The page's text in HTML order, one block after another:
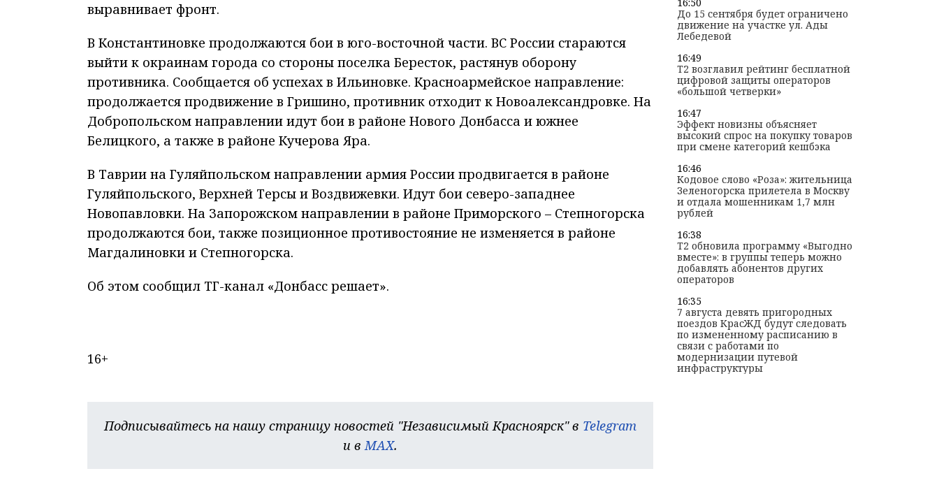
выравнивает фронт.
В Константиновке продолжаются бои в юго-восточной части. ВС России стараются
выйти к окраинам города со стороны поселка Бересток, растянув оборону
противника. Сообщается об успехах в Ильиновке. Красноармейское направление:
продолжается продвижение в Гришино, противник отходит к Новоалександровке. На
Добропольском направлении идут бои в районе Нового Донбасса и южнее
Белицкого, а также в районе Кучерова Яра.
В Таврии на Гуляйпольском направлении армия России продвигается в районе
Гуляйпольского, Верхней Терсы и Воздвижевки. Идут бои северо-западнее
Новопавловки. На Запорожском направлении в районе Приморского – Степногорска
продолжаются бои, также позиционное противостояние не изменяется в районе
Магдалиновки и Степногорска.
Об этом сообщил ТГ-канал «Донбасс решает».
16+
Подписывайтесь на нашу страницу новостей "Независимый Красноярск" в Telegram
и вMAX.
До 15 сентября будет ограничено
движение на участке ул. Ады
Лебедевой
16:49
T2 возглавил рейтинг бесплатной
цифровой защиты операторов
«большой четверки»
16:47
Эффект новизны объясняет
высокий спрос на покупку товаров
при смене категорий кешбэка
16:46
Кодовое слово «Роза»: жительница
Зеленогорска прилетела в Москву
и отдала мошенникам 1,7 млн
рублей
16:38
T2 обновила программу «Выгодно
вместе»: в группы теперь можно
добавлять абонентов других
операторов
16:35
7 августа девять пригородных
поездов КрасЖД будут следовать
по измененному расписанию в
связи с работами по
модернизации путевой
инфраструктуры